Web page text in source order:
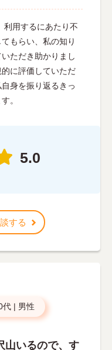
利用するにあたり不
もらい、私の知り
ただき助かりまし
に評価していただ
身を振り返るきっ
。
5.0
する
代 | 男性
山いるので、す